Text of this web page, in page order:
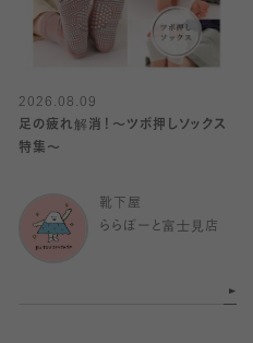
2026.08.09
足の疲れ解消！〜ツボ押しソックス
特集〜
靴下屋
ららぽーと富士見店